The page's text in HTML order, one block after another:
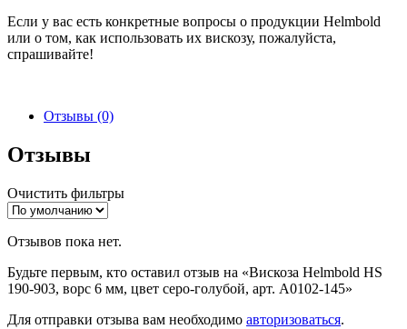
Если у вас есть конкретные вопросы о продукции Helmbold
или о том, как использовать их вискозу, пожалуйста,
спрашивайте!
Отзывы (0)
Отзывы
Очистить фильтры
Отзывов пока нет.
Будьте первым, кто оставил отзыв на «Вискоза Helmbold HS
190-903, ворс 6 мм, цвет серо-голубой, арт. А0102-145»
Для отправки отзыва вам необходимо авторизоваться.